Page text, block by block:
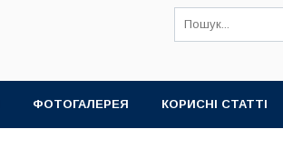
ФОТОГАЛЕРЕЯ КОРИСНІ СТАТТІ